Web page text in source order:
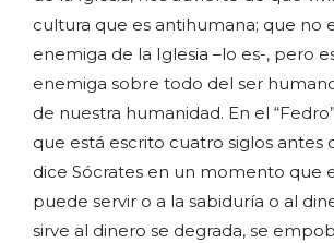
cultura que es antihumana; que no
enemiga de la Iglesia –lo es-, pero
enemiga sobre todo del ser
de nuestra humanidad. En el
que está escrito cuatro siglos antes
dice Sócrates en un momento que
puede servir o a la sabiduría o al
sirve al dinero se degrada, se